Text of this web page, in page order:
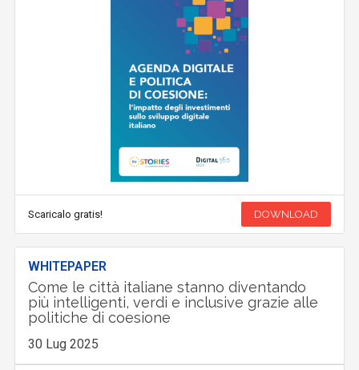
Scaricalo gratis! DOWNLOAD
WHITEPAPER
Come le città italiane stanno diventando
più intelligenti, verdi e inclusive grazie alle
politiche di coesione
30 Lug 2025